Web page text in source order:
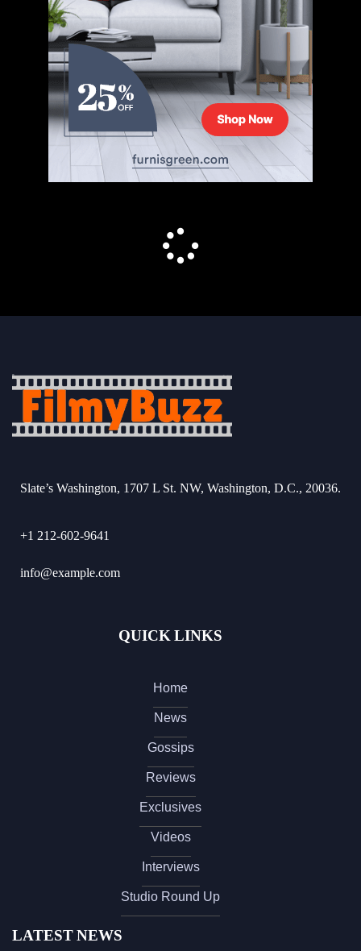
Slate’s Washington, 1707 L St. NW, Washington, D.C., 20036.
+1 212-602-9641
info@example.com
QUICK LINKS
Home
News
Gossips
Reviews
Exclusives
Videos
Interviews
Studio Round Up
LATEST NEWS